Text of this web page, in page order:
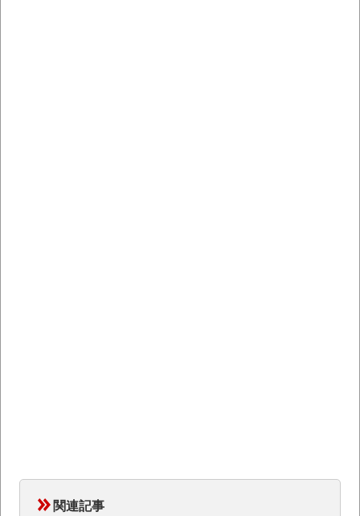
関連記事